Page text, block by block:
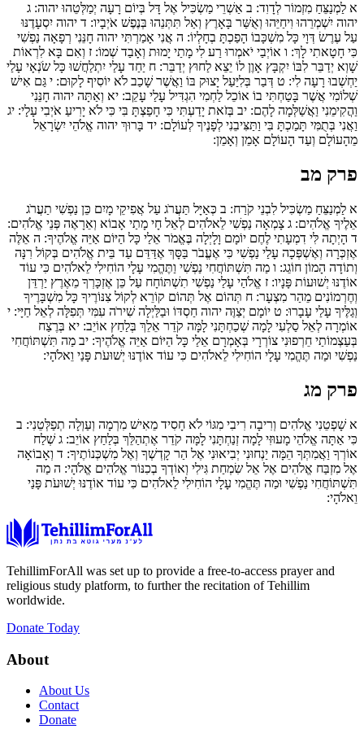
א לַמְנַצֵּחַ מִזְמוֹר לְדָוִד: ב אַשְׁרֵי מַשְׂכִּיל אֶל דָּל בְּיוֹם רָעָה יְמַלְּטֵהוּ יהוה: ג
יהוה יִשְׁמְרֵהוּ וִיחַיֵּהוּ וְאֻשַּׁר בָּאָרֶץ וְאַל תִּתְּנֵהוּ בְּנֶפֶשׁ אֹיְבָיו: ד יהוה יִסְעָדֶנּוּ
עַל עֶרֶשׂ דְּוָי כָּל מִשְׁכָּבוֹ הָפַכְתָּ בְחָלְיוֹ: ה אֲ‍נִי אָמַרְתִּי יהוה חָנֵּנִי רְפָאָה נַפְשִׁי
כִּי חָטָאתִי לָךְ: ו אוֹיְבַי יֹאמְרוּ רַע לִי מָתַי יָמוּת וְאָבַד שְׁמוֹ: ז וְאִם בָּא לִרְאוֹת
שָׁוְא יְדַבֵּר לִבּוֹ יִקְבָּץ אָוֶן לוֹ יֵצֵא לַחוּץ יְדַבֵּר: ח יַחַד עָלַי יִתְלַחֲשׁוּ כָּל שֹׂנְאָי עָלַי
יַחְשְׁבוּ רָעָה לִי: ט דְּבַר בְּלִיַּעַל יָצוּק בּוֹ וַאֲשֶׁר שָׁכַב לֹא יוֹסִיף לָקוּם: י גַּם אִישׁ
שְׁלוֹמִי אֲשֶׁר בָּטַחְתִּי בוֹ אוֹכֵל לַחְמִי הִגְדִּיל עָלַי עָקֵב: יא וְאַתָּה יהוה חָנֵּנִי
וַהֲקִימֵנִי וַאֲשַׁלְּמָה לָהֶם: יב בְּזֹאת יָדַעְתִּי כִּי חָפַצְתָּ בִּי כִּי לֹא יָרִיעַ אֹיְבִי עָלָי: יג
וַאֲנִי בְּתֻמִּי תָּמַכְתָּ בִּי וַתַּצִּיבֵנִי לְפָנֶיךָ לְעוֹלָם: יד בָּרוּךְ יהוה אֱלֹהֵי יִשְׂרָאֵל
מֵהָעוֹלָם וְעַד הָעוֹלָם אָמֵן וְאָמֵן:
פרק מב
א לַמְנַצֵּחַ מַשְׂכִּיל לִבְנֵי קֹרַח: ב כְּאַיָּל תַּעֲרֹג עַל אֲפִיקֵי מָיִם כֵּן נַפְשִׁי תַעֲרֹג
אֵלֶיךָ אֱלֹהִים: ג צָמְאָה נַפְשִׁי לֵאלֹהִים לְאֵל חָי מָתַי אָבוֹא וְאֵרָאֶה פְּנֵי אֱלֹהִים:
ד הָיְתָה לִּי דִמְעָתִי לֶחֶם יוֹמָם וָלָיְלָה בֶּאֱמֹר אֵלַי כָּל הַיּוֹם אַיֵּה אֱלֹהֶיךָ: ה אֵלֶּה
אֶזְכְּרָה וְאֶשְׁפְּכָה עָלַי נַפְשִׁי כִּי אֶעֱבֹר בַּסָּךְ אֶדַּדֵּם עַד בֵּית אֱלֹהִים בְּקוֹל רִנָּה
וְתוֹדָה הָמוֹן חוֹגֵג: ו מַה תִּשְׁתּוֹחֲחִי נַפְשִׁי וַתֶּהֱמִי עָלָי הוֹחִילִי לֵאלֹהִים כִּי עוֹד
אוֹדֶנּוּ יְשׁוּעוֹת פָּנָיו: ז אֱ‍לֹהַי עָלַי נַפְשִׁי תִשְׁתּוֹחָח עַל כֵּן אֶזְכָּרְךָ מֵאֶרֶץ יַרְדֵּן
וְחֶרְמוֹנִים מֵהַר מִצְעָר: ח תְּהוֹם אֶל תְּהוֹם קוֹרֵא לְקוֹל צִנּוֹרֶיךָ כָּל מִשְׁבָּרֶיךָ
וְגַלֶּיךָ עָלַי עָבָרוּ: ט יוֹמָם יְצַוֶּה יהוה חַסְדּוֹ וּבַלַּיְלָה שִׁירֹה עִמִּי תְּפִלָּה לְאֵל חַיָּי: י
אוֹמְרָה לְאֵל סַלְעִי לָמָה שְׁכַחְתָּנִי לָמָּה קֹדֵר אֵלֵךְ בְּלַחַץ אוֹיֵב: יא בְּרֶצַח
בְּעַצְמוֹתַי חֵרְפוּנִי צוֹרְרָי בְּאָמְרָם אֵלַי כָּל הַיּוֹם אַיֵּה אֱלֹהֶיךָ: יב מַה תִּשְׁתּוֹחֲחִי
נַפְשִׁי וּמַה תֶּהֱמִי עָלָי הוֹחִילִי לֵאלֹהִים כִּי עוֹד אוֹדֶנּוּ יְשׁוּעֹת פָּנַי וֵאלֹהָי:
פרק מג
א שָׁפְטֵנִי אֱלֹהִים וְרִיבָה רִיבִי מִגּוֹי לֹא חָסִיד מֵאִישׁ מִרְמָה וְעַוְלָה תְפַלְּטֵנִי: ב
כִּי אַתָּה אֱלֹהֵי מָעוּזִּי לָמָה זְנַחְתָּנִי לָמָּה קֹדֵר אֶתְהַלֵּךְ בְּלַחַץ אוֹיֵב: ג שְׁלַח
אוֹרְךָ וַאֲמִתְּךָ הֵמָּה יַנְחוּנִי יְבִיאוּנִי אֶל הַר קָדְשְׁךָ וְאֶל מִשְׁכְּנוֹתֶיךָ: ד וְאָבוֹאָה
אֶל מִזְבַּח אֱלֹהִים אֶל אֵל שִׂמְחַת גִּילִי וְאוֹדְךָ בְכִנּוֹר אֱלֹהִים אֱלֹהָי: ה מַה
תִּשְׁתּוֹחֲחִי נַפְשִׁי וּמַה תֶּהֱמִי עָלָי הוֹחִילִי לֵאלֹהִים כִּי עוֹד אוֹדֶנּוּ יְשׁוּעֹת פָּנַי
וֵאלֹהָי:
TehillimForAll was set up to provide a free-to-access prayer and
religious study platform, to further the recitation of Tehillim
worldwide.
Donate Today
About
About Us
Contact
Donate